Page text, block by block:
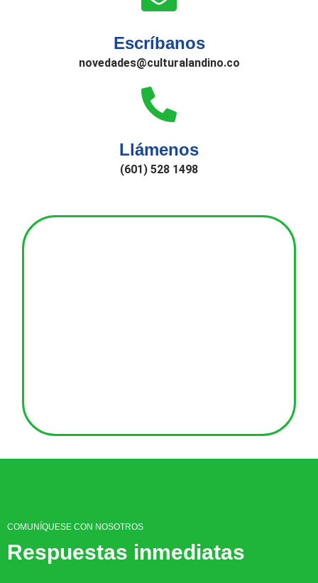
Escríbanos
novedades@culturalandino.co
Llámenos
(601) 528 1498
COMUNÍQUESE CON NOSOTROS
Respuestas inmediatas